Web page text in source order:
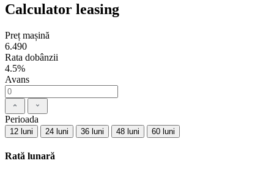
Calculator leasing
Preț mașină
6.490
Rata dobânzii
4.5%
Avans
Perioada
12 luni 24 luni 36 luni 48 luni 60 luni
Rată lunară